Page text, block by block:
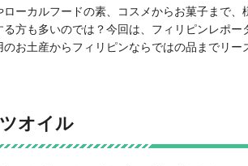
ローカルフードの素、コスメからお菓子まで
る方も多いのでは？今回は、フィリピンレポ
お土産からフィリピンならではの品までリー
オイル